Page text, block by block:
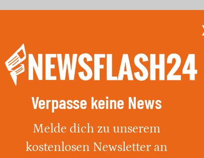
am 8. Mai 2026:
von 20°C
Verpasse keine News
Melde dich zu unserem
kostenlosen Newsletter an